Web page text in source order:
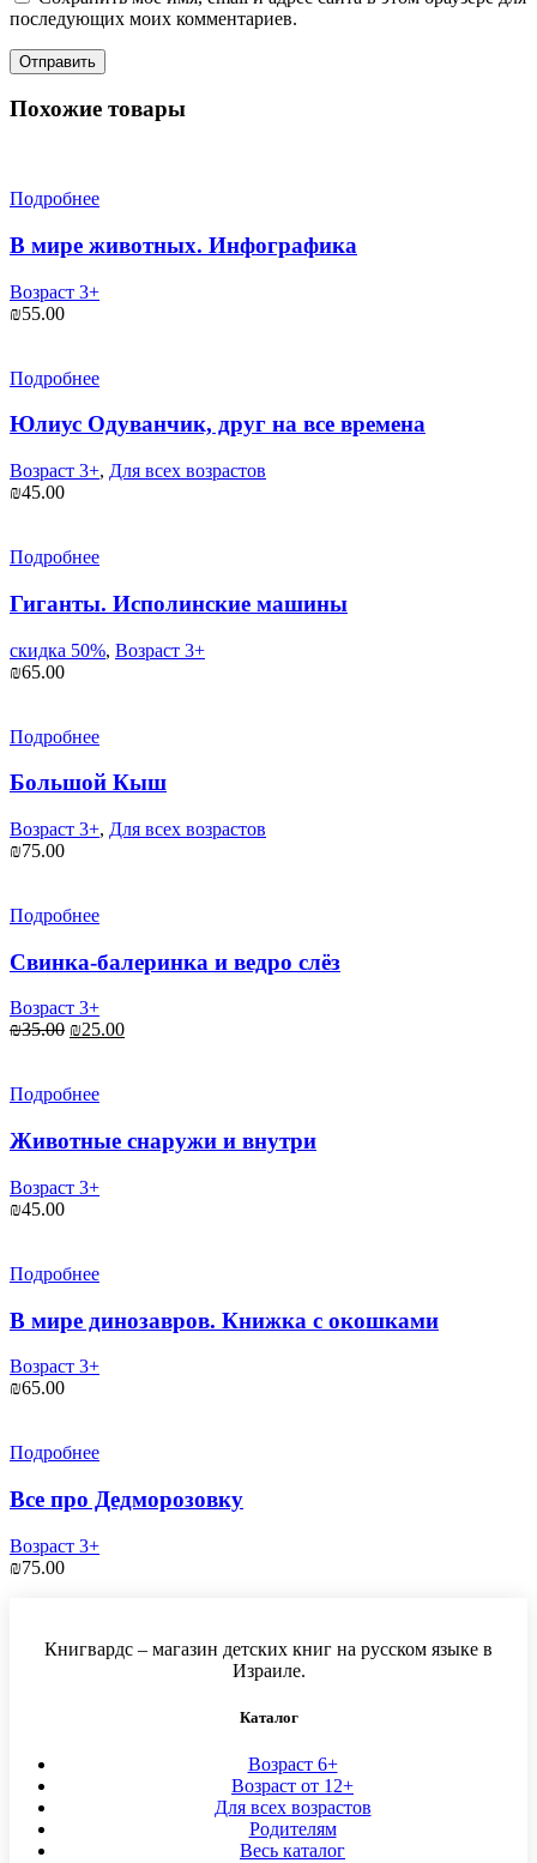
последующих моих комментариев.
Похожие товары
Подробнее
В мире животных. Инфографика
Возраст 3+
₪55.00
Подробнее
Юлиус Одуванчик, друг на все времена
Возраст 3+, Для всех возрастов
₪45.00
Подробнее
Гиганты. Исполинские машины
скидка 50%, Возраст 3+
₪65.00
Подробнее
Большой Кыш
Возраст 3+, Для всех возрастов
₪75.00
Подробнее
Свинка-балеринка и ведро слёз
Возраст 3+
₪35.00 Первоначальная
₪35.00.
₪25.00Текущая
Подробнее
Животные снаружи и внутри
Возраст 3+
₪45.00
Подробнее
В мире динозавров. Книжка с окошками
Возраст 3+
₪65.00
Подробнее
Все про Дедморозовку
Возраст 3+
₪75.00
Книгвардс – магазин детских книг на русском языке в
Израиле.
Каталог
Возраст 6+
Возраст от 12+
Для всех возрастов
Родителям
Весь каталог